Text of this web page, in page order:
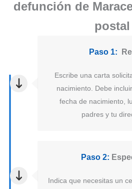
defunción de
postal
Paso 1:
Escribe una carta
nacimiento. Debe
fecha de nacimiento,
padres y tu
Paso 2:
Indica que necesitas un